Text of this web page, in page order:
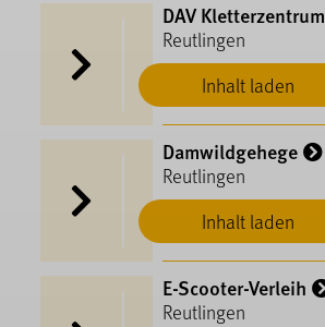
Inhalt laden
DAV Kletterzentrum
Reutlingen
Inhalt laden
Damwildgehege
Reutlingen
E-Scooter-Verleih
Reutlingen